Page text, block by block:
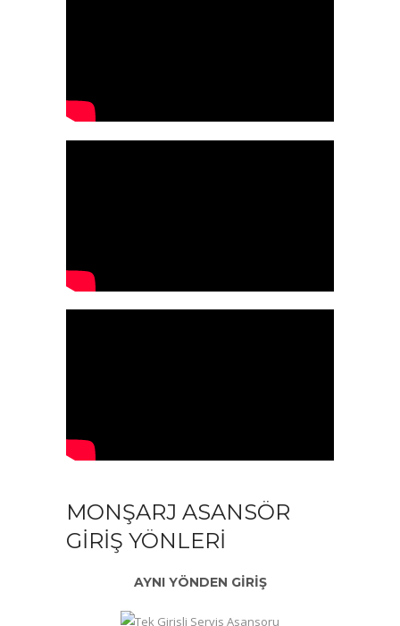
MONŞARJ ASANSÖR
GIRIŞ YÖNLERI
AYNI YÖNDEN GİRİŞ